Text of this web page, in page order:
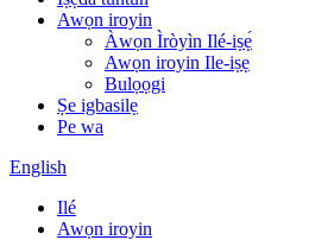
Awọn iroyin
Àwọn Ìròyìn Ilé-iṣẹ́
Awọn iroyin Ile-iṣẹ
Bulọọgi
Ṣe igbasilẹ
Pe wa
English
Ilé
Awọn iroyin